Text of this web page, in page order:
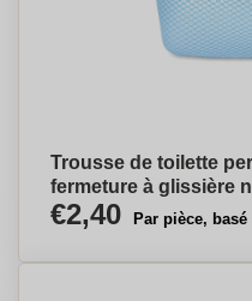
Trousse de toilette
fermeture à glissière
€2,40 Par pièce,